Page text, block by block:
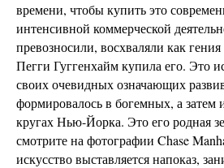
времени, чтобы купить это
интенсивной коммерческой
превозносили, восхваляли как
Пегги Гуггенхайм купила его. Это
своих очевидных означающих
формировалось в богемных, а
кругах Нью-Йорка. Это его родная
смотрите на фотографии Chase
искусство выставляется напоказ,